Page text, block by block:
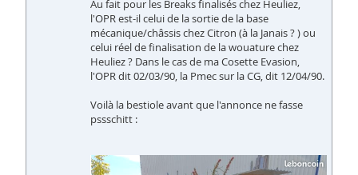
Au fait pour les Breaks finalisés chez Heuliez,
l'OPR est-il celui de la sortie de la base
mécanique/châssis chez Citron (à la Janais ? ) ou
celui réel de finalisation de la wouature chez
Heuliez ? Dans le cas de ma Cosette Evasion,
l'OPR dit 02/03/90, la Pmec sur la CG, dit 12/04/90.
Voilà la bestiole avant que l'annonce ne fasse
pssschitt :